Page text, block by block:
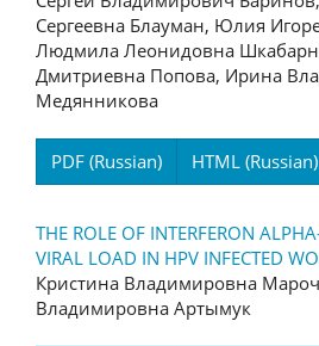
Сергеевна Блауман, Юлия
Людмила Леонидовна
Дмитриевна Попова, Ирина
Медянникова
PDF (Russian) HTML (Russian)
THE ROLE OF INTERFERON
VIRAL LOAD IN HPV INFECTED
Кристина Владимировна
Владимировна Артымук